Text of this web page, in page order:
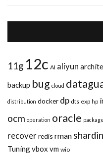
11g 12c AI aliyun
backup bug cloud
distribution docker dp dts exp hp
ocm operation oracle package
recover redis rman
Tuningvbox vm wio